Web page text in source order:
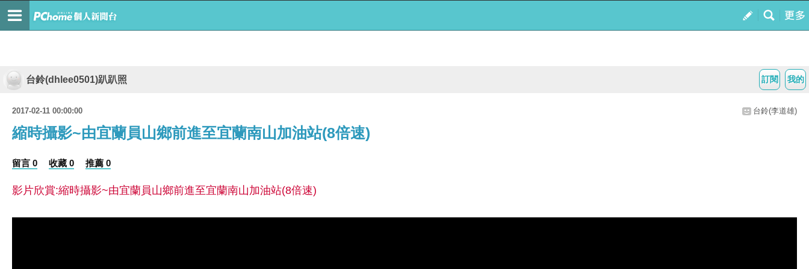
我的
訂閱
台鈴(dhlee0501)趴趴照
2017-02-11 00:00:00 台鈴(李道雄)
縮時攝影~由宜蘭員山鄉前進至宜蘭南山加油站(8倍速)
留言 0 收藏 0 推薦 0
影片欣賞:縮時攝影~由宜蘭員山鄉前進至宜蘭南山加油站(8倍速)